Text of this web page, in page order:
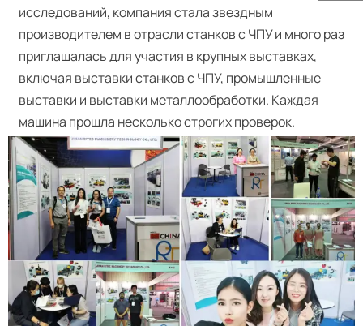
исследований, компания стала звездным
производителем в отрасли станков с ЧПУ и много раз
приглашалась для участия в крупных выставках,
включая выставки станков с ЧПУ, промышленные
выставки и выставки металлообработки. Каждая
машина прошла несколько строгих проверок.